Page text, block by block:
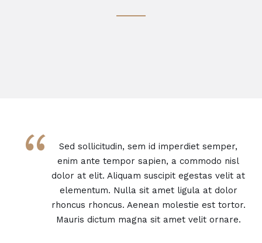
“
Sed sollicitudin, sem id imperdiet semper,
enim ante tempor sapien, a commodo nisl
dolor at elit. Aliquam suscipit egestas velit at
elementum. Nulla sit amet ligula at dolor
rhoncus rhoncus. Aenean molestie est tortor.
Mauris dictum magna sit amet velit ornare.